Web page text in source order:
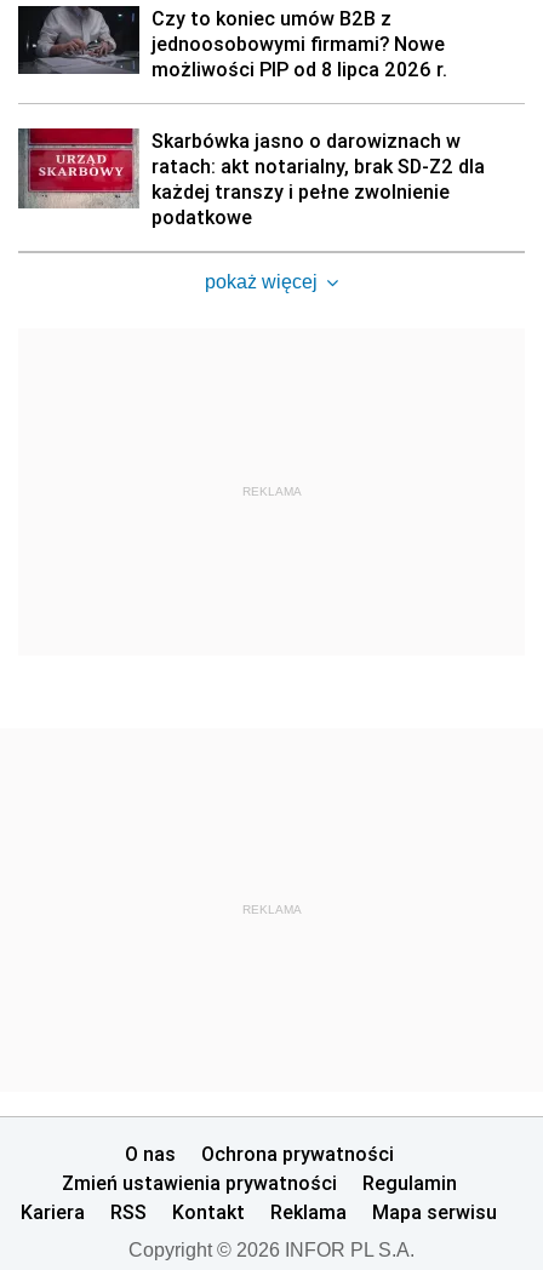
Czy to koniec umów B2B z
jednoosobowymi firmami? Nowe
możliwości PIP od 8 lipca 2026 r.
Skarbówka jasno o darowiznach w
ratach: akt notarialny, brak SD-Z2 dla
każdej transzy i pełne zwolnienie
podatkowe
pokaż więcej
REKLAMA
REKLAMA
O nas
Ochrona prywatności
Zmień ustawienia prywatności
Regulamin
Kariera
RSS Kontakt Reklama Mapa serwisu
Copyright © 2026 INFOR PL S.A.